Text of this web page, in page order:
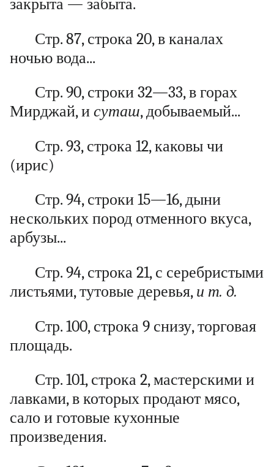
закрыта — забыта.
Стр. 87, строка 20, в каналах
ночью вода...
Стр. 90, строки 32—33, в горах
Мирджай, и суташ, добываемый...
Стр. 93, строка 12, каковы чи
(ирис)
Стр. 94, строки 15—16, дыни
нескольких пород отменного вкуса,
арбузы...
Стр. 94, строка 21, с серебристыми
листьями, тутовые деревья, и т. д.
Стр. 100, строка 9 снизу, торговая
площадь.
Стр. 101, строка 2, мастерскими и
лавками, в которых продают мясо,
сало и готовые кухонные
произведения.